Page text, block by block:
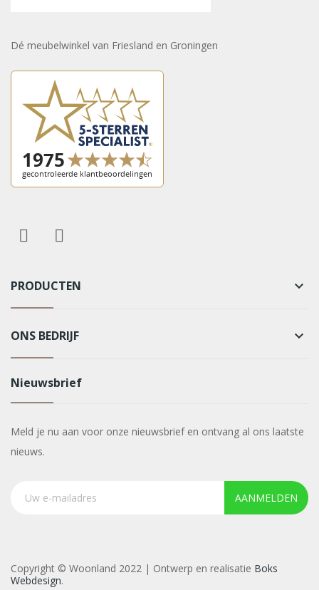
Dé meubelwinkel van Friesland en Groningen
PRODUCTEN keyboard_arrow_down
ONS BEDRIJF keyboard_arrow_down
Nieuwsbrief
Meld je nu aan voor onze nieuwsbrief en ontvang al ons laatste
nieuws.
AANMELDEN
Copyright © Woonland 2022 | Ontwerp en realisatie Boks
Webdesign.